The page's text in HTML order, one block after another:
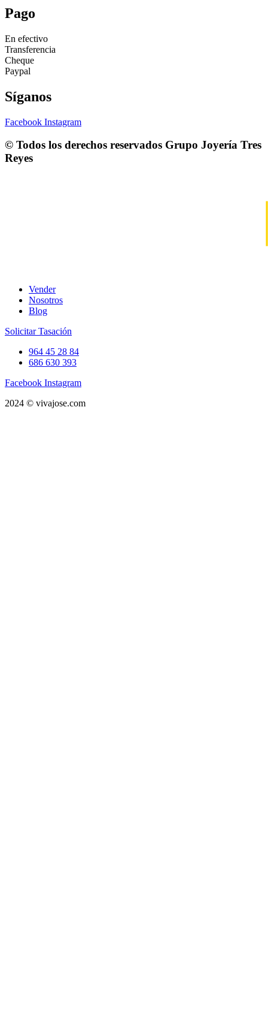
Pago
En efectivo
Transferencia
Cheque
Paypal
Síganos
Facebook Instagram
© Todos los derechos reservados Grupo Joyería Tres
Reyes
Vender
Nosotros
Blog
Solicitar Tasación
964 45 28 84
686 630 393
Facebook Instagram
2024 © vivajose.com